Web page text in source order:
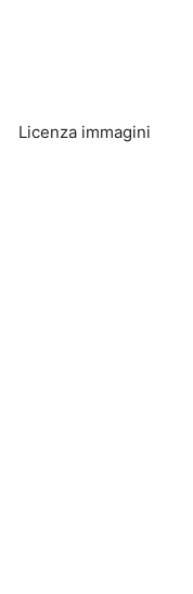
Licenza immagini